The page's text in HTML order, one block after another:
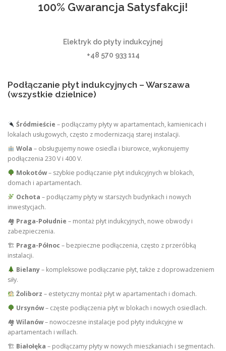
100% Gwarancja Satysfakcji!
Elektryk do płyty indukcyjnej
+48 570 933 114
Podłączanie płyt indukcyjnych – Warszawa
(wszystkie dzielnice)
Śródmieście – podłączamy płyty w apartamentach, kamienicach i
lokalach usługowych, często z modernizacją starej instalacji.
Wola – obsługujemy nowe osiedla i biurowce, wykonujemy
podłączenia 230 V i 400 V.
Mokotów– szybkie podłączanie płyt indukcyjnych w blokach,
domach i apartamentach.
Ochota – podłączamy płyty w starszych budynkach i nowych
inwestycjach.
🏘 Praga-Południe – montaż płyt indukcyjnych, nowe obwody i
zabezpieczenia.
🏗 Praga-Północ – bezpieczne podłączenia, często z przeróbką
instalacji.
Bielany– kompleksowe podłączanie płyt, także z doprowadzeniem
siły.
Żoliborz – estetyczny montaż płyt w apartamentach i domach.
Ursynów– częste podłączenia płyt w blokach i nowych osiedlach.
🏘 Wilanów– nowoczesne instalacje pod płyty indukcyjne w
apartamentach i willach.
🏗 Białołęka – podłączamy płyty w nowych mieszkaniach i segmentach.